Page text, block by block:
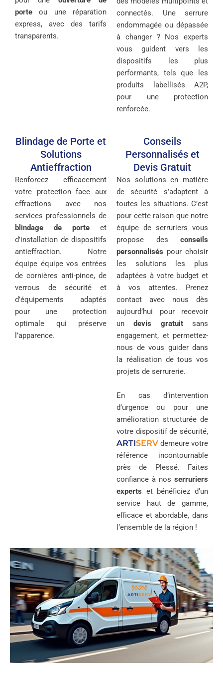
porte ou une réparation
express, avec des tarifs
transparents.
connectés. Une serrure
endommagée ou dépassée
à changer ? Nos experts
vous guident vers les
dispositifs les plus
performants, tels que les
produits labellisés A2P,
pour une protection
renforcée.
Blindage de Porte et
Solutions
Antieffraction
Renforcez efficacement
votre protection face aux
effractions avec nos
services professionnels de
blindage de porte et
d’installation de dispositifs
antieffraction. Notre
équipe équipe vos entrées
de cornières anti-pince, de
verrous de sécurité et
d’équipements adaptés
pour une protection
optimale qui préserve
l’apparence.
Conseils
Personnalisés et
Devis Gratuit
Nos solutions en matière
de sécurité s’adaptent à
toutes les situations. C’est
pour cette raison que notre
équipe de serruriers vous
propose des conseils
personnalisés pour choisir
les solutions les plus
adaptées à votre budget et
à vos attentes. Prenez
contact avec nous dès
aujourd’hui pour recevoir
undevis gratuitsans
engagement, et permettez-
nous de vous guider dans
la réalisation de tous vos
projets de serrurerie.
En cas d’intervention
d’urgence ou pour une
amélioration structurée de
votre dispositif de sécurité,
ARTISERV demeure votre
référence incontournable
près de Plessé. Faites
confiance à nos serruriers
experts et bénéficiez d’un
service haut de gamme,
efficace et abordable, dans
l’ensemble de la région !